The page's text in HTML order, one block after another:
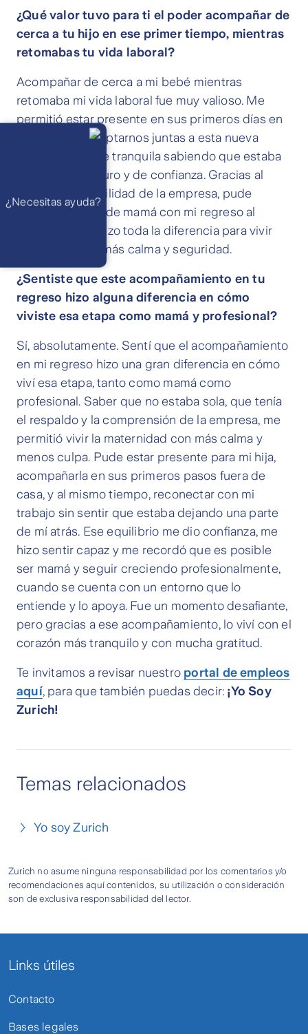
¿Qué valor tuvo para ti el poder acompañar de
cerca a tu hijo en ese primer tiempo, mientras
retomabas tu vida laboral?
Acompañar de cerca a mi bebé mientras
retomaba mi vida laboral fue muy valioso. Me
permitió estar presente en sus primeros días en
la sala cuna, adaptarnos juntas a esta nueva
etapa y sentirme tranquila sabiendo que estaba
en un lugar seguro y de confianza. Gracias al
apoyo y la flexibilidad de la empresa, pude
equilibrar mi rol de mamá con mi regreso al
trabajo, lo que hizo toda la diferencia para vivir
esta etapa con más calma y seguridad.
¿Sentiste que este acompañamiento en tu
regreso hizo alguna diferencia en cómo
viviste esa etapa como mamá y profesional?
Sí, absolutamente. Sentí que el acompañamiento
en mi regreso hizo una gran diferencia en cómo
viví esa etapa, tanto como mamá como
profesional. Saber que no estaba sola, que tenía
el respaldo y la comprensión de la empresa, me
permitió vivir la maternidad con más calma y
menos culpa. Pude estar presente para mi hija,
acompañarla en sus primeros pasos fuera de
casa, y al mismo tiempo, reconectar con mi
trabajo sin sentir que estaba dejando una parte
de mí atrás. Ese equilibrio me dio confianza, me
hizo sentir capaz y me recordó que es posible
ser mamá y seguir creciendo profesionalmente,
cuando se cuenta con un entorno que lo
entiende y lo apoya. Fue un momento desafiante,
pero gracias a ese acompañamiento, lo viví con el
corazón más tranquilo y con mucha gratitud.
Te invitamos a revisar nuestro portal de empleos
aquí, para que también puedas decir: ¡Yo Soy
Zurich!
Temas relacionados
Yo soy Zurich
Zurich no asume ninguna responsabilidad por los comentarios y/o
recomendaciones aquí contenidos, su utilización o consideración
son de exclusiva responsabilidad del lector.
Links útiles
Contacto
Bases legales
¿Necesitas ayuda?
WhatsApp
Atención 24